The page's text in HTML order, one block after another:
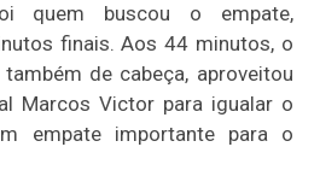
quem buscou o empate,
finais. Aos 44 minutos, o
de cabeça, aproveitou
Marcos Victor para igualar o
empate importante para o